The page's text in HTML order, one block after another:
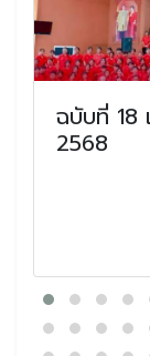
ฉบับที่ 18
2568